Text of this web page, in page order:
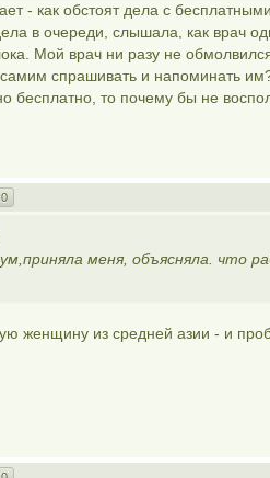
- как обстоят дела с
в очереди, слышала, как врач
Мой врач ни разу не
спрашивать и напоминать
то почему бы не
0
меня, объясняла. что
женщину из средней азии - и